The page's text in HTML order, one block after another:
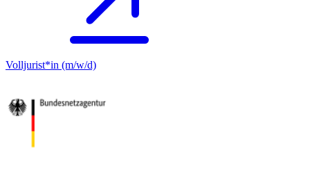
Volljurist*in (m/w/d)